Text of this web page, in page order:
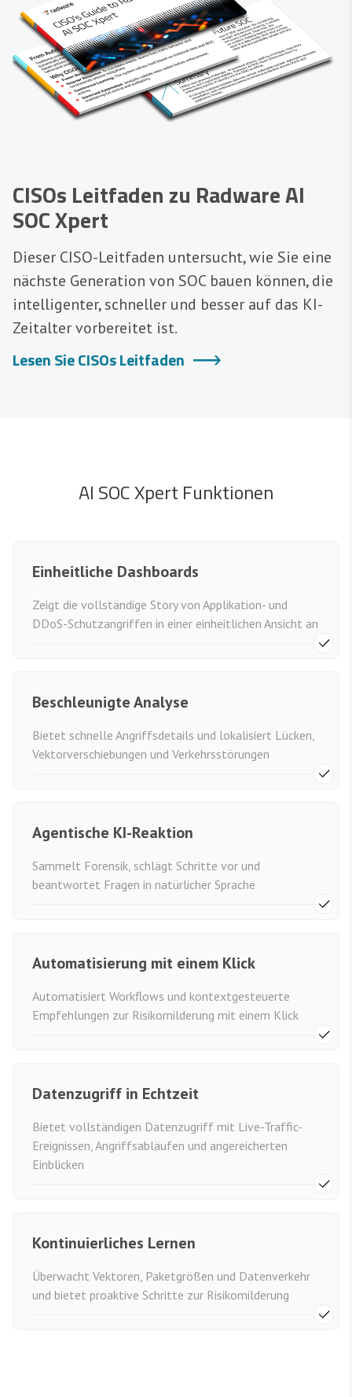
CISOs Leitfaden zu Radware AI
SOC Xpert
Dieser CISO-Leitfaden untersucht, wie Sie eine
nächste Generation von SOC bauen können, die
intelligenter, schneller und besser auf das KI-
Zeitalter vorbereitet ist.
Lesen Sie CISOs Leitfaden
AI SOC Xpert Funktionen
Einheitliche Dashboards
Zeigt die vollständige Story von Applikation- und
DDoS-Schutzangriffen in einer einheitlichen Ansicht an
Beschleunigte Analyse
Bietet schnelle Angriffsdetails und lokalisiert Lücken,
Vektorverschiebungen und Verkehrsstörungen
Agentische KI-Reaktion
Sammelt Forensik, schlägt Schritte vor und
beantwortet Fragen in natürlicher Sprache
Automatisierung mit einem Klick
Automatisiert Workflows und kontextgesteuerte
Empfehlungen zur Risikomilderung mit einem Klick
Datenzugriff in Echtzeit
Bietet vollständigen Datenzugriff mit Live-Traffic-
Ereignissen, Angriffsabläufen und angereicherten
Einblicken
Kontinuierliches Lernen
Überwacht Vektoren, Paketgrößen und Datenverkehr
und bietet proaktive Schritte zur Risikomilderung